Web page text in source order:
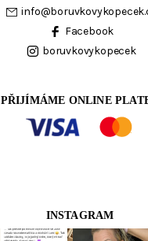
info@
Facebook
boruvkovykopecek
PŘIJÍMÁME ONLINE
INSTAGRAM